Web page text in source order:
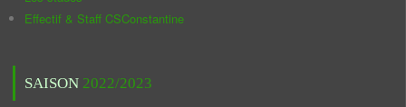
Effectif & Staff CSConstantine
SAISON 2022/2023